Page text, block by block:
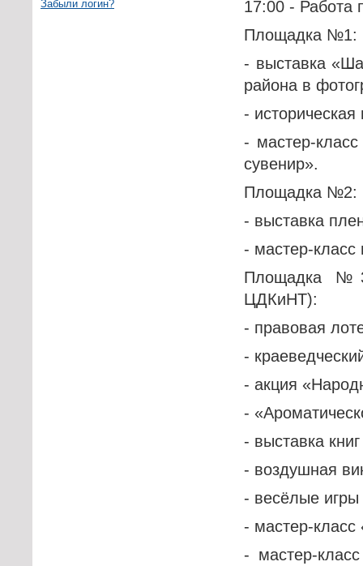
Забыли логин?
17:00 - Работа
Площадка №1:
- выставка
района в
-
- мастер-
сувенир».
Площадка №2:
- выставка
- мастер-
Площадка
ЦДКиНТ):
- правовая
-
- акция
-
- выставка
- воздушная
- весёлые игры
- мастер-класс
- мастер-